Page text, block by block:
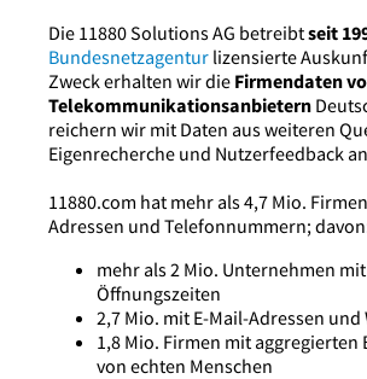
Die 11880 Solutions AG betreibtseit
Bundesnetzagentur lizensierte
Zweck erhalten wir die Firmendaten
Telekommunikationsanbietern
reichern wir mit Daten aus weiteren
Eigenrecherche und Nutzerfeedback
11880.com hat mehr als 4,7 Mio.
Adressen und Telefonnummern;
mehr als 2 Mio. Unternehmen mit
Öffnungszeiten
2,7 Mio. mit E-Mail-Adressen und
1,8 Mio. Firmen mit aggregierten
von echten Menschen